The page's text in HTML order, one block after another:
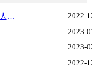
保山市场监督管理徽厂家提醒大家做好个人防护
2022-
2023-
2023-
2022-